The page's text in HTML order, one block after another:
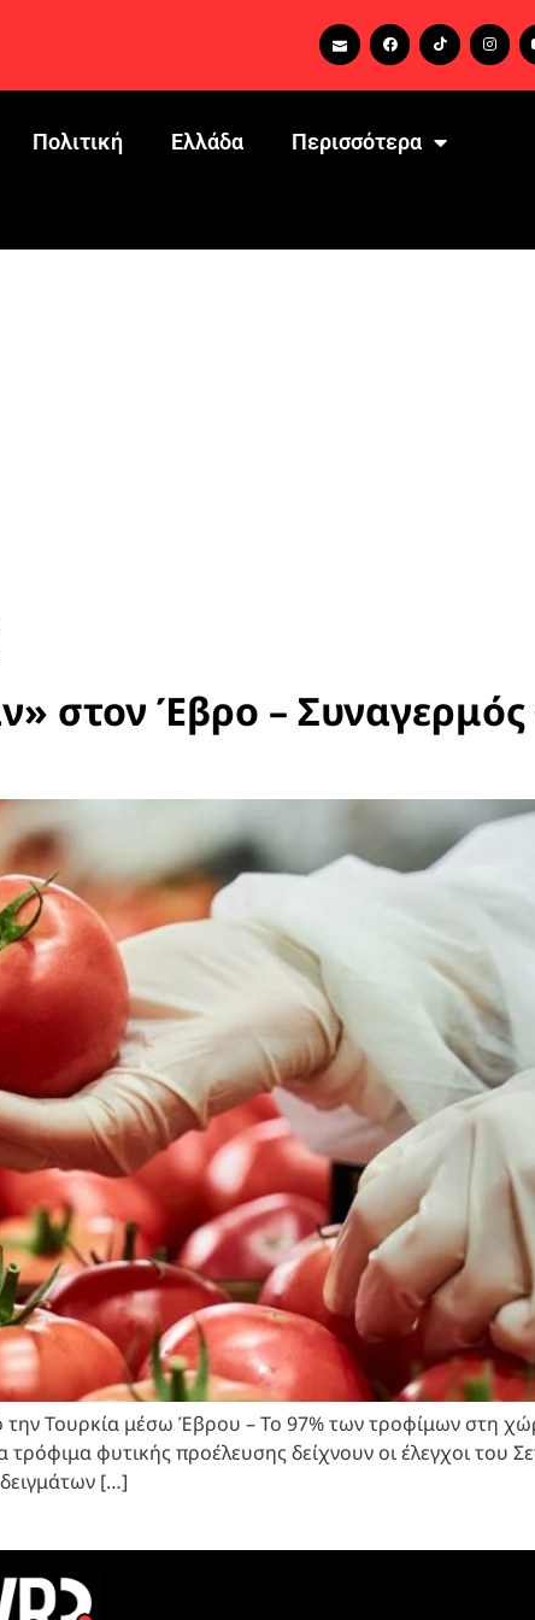
Πολιτική Ελλάδα Περισσότερα
στον Έβρο – Συναγερμός
την Τουρκία μέσω Έβρου – Το 97% των τροφίμων στη
φυτικής προέλευσης δείχνουν οι έλεγχοι του
[…]